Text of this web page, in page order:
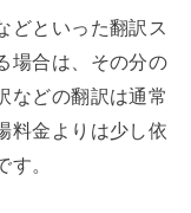
どといった翻訳ス
場合は、その分の
などの翻訳は通常
料金よりは少し依
。